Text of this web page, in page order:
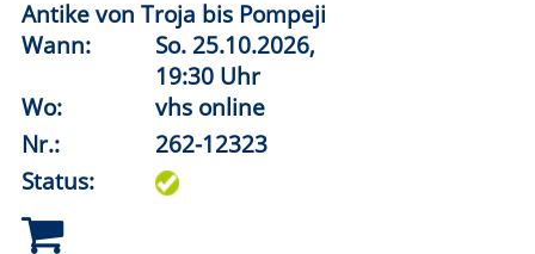
Künstliche Intelligenz und Bildung - Lernen
mit und lernen trotz KI
28.10.2026,
19:30 Uhr
Wo:
vhs online
Nr.:
262-12704
Status: